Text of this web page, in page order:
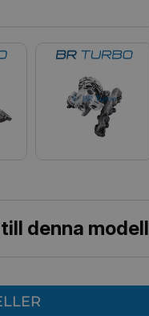
denna modell